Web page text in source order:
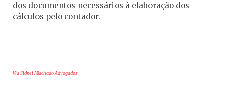
dos documentos necessários à elaboração dos
cálculos pelo contador.
Via Sidnei Machado Advogados